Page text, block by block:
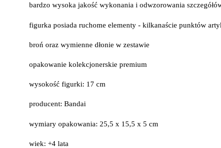
bardzo wysoka jakość wykonania i odwzorowania
figurka posiada ruchome elementy - kilkanaście punktów
broń oraz wymienne dłonie w zestawie
opakowanie kolekcjonerskie premium
wysokość figurki: 17 cm
producent: Bandai
wymiary opakowania: 25,5 x 15,5 x 5 cm
wiek: +4 lata